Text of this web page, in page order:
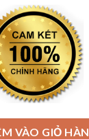
hồ so chân
VÀO GIỎ